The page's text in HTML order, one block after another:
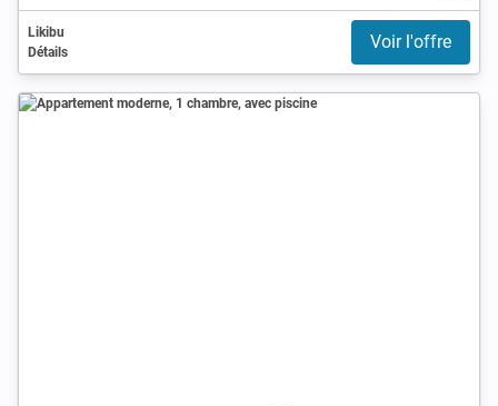
Likibu
Détails
Voir l'offre